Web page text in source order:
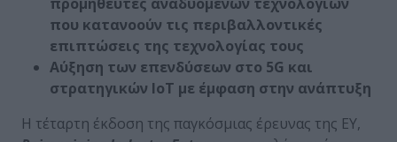
που κατανοούν τις περιβαλλοντικές
επιπτώσεις της τεχνολογίας τους
Αύξηση των επενδύσεων στο 5G και
στρατηγικών IoT με έμφαση στην ανάπτυξη
Η τέταρτη έκδοση της παγκόσμιας έρευνας της EY,